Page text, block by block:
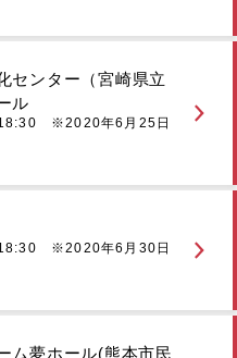
センター（宮崎県立
ル
※2020年6月25日
※2020年6月30日
ム夢ホール(熊本市民